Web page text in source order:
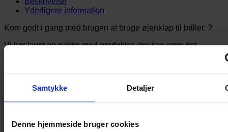
Samtykke Detaljer
Denne hjemmeside bruger cookies
Yderligere information
Kom godt i gang med brugen at bruge øjenklap til briller. ?
Vi har lavet en pakke med produkter, der kan gøre det
Enbrilleholder, der ligner en haj